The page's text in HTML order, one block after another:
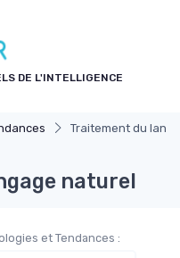
DE L'INTELLIGENCE
Traitement du
naturel
et Tendances :